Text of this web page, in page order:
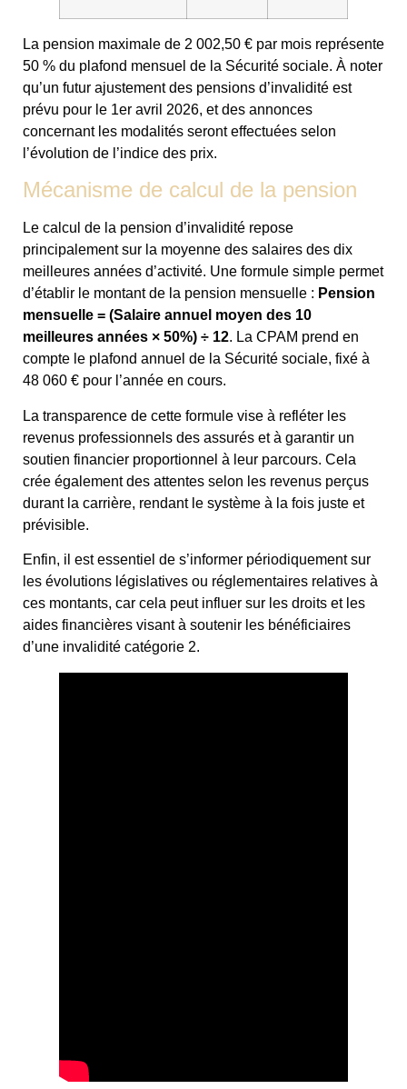
La pension maximale de 2 002,50 € par mois représente
50 % du plafond mensuel de la Sécurité sociale. À noter
qu’un futur ajustement des pensions d’invalidité est
prévu pour le 1er avril 2026, et des annonces
concernant les modalités seront effectuées selon
l’évolution de l’indice des prix.
Mécanisme de calcul de la pension
Le calcul de la pension d’invalidité repose
principalement sur la moyenne des salaires des dix
meilleures années d’activité. Une formule simple permet
d’établir le montant de la pension mensuelle : Pension
mensuelle = (Salaire annuel moyen des 10
meilleures années × 50%) ÷ 12. La CPAM prend en
compte le plafond annuel de la Sécurité sociale, fixé à
48 060 € pour l’année en cours.
La transparence de cette formule vise à refléter les
revenus professionnels des assurés et à garantir un
soutien financier proportionnel à leur parcours. Cela
crée également des attentes selon les revenus perçus
durant la carrière, rendant le système à la fois juste et
prévisible.
Enfin, il est essentiel de s’informer périodiquement sur
les évolutions législatives ou réglementaires relatives à
ces montants, car cela peut influer sur les droits et les
aides financières visant à soutenir les bénéficiaires
d’une invalidité catégorie 2.